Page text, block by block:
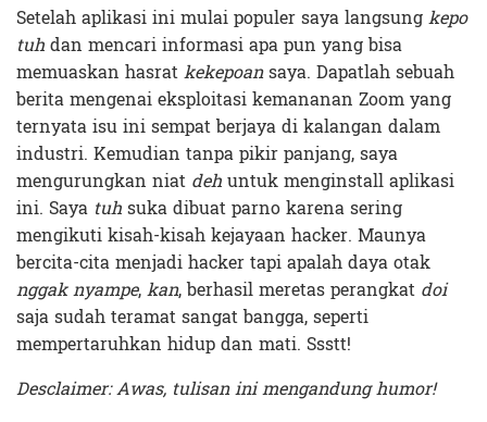
Setelah aplikasi ini mulai populer saya langsungkepo
tuhdan mencari informasi apa pun yang bisa
memuaskan hasratkekepoansaya. Dapatlah sebuah
berita mengenai eksploitasi kemananan Zoom yang
ternyata isu ini sempat berjaya di kalangan dalam
industri. Kemudian tanpa pikir panjang, saya
mengurungkan niat dehuntuk menginstall aplikasi
ini. Saya tuhsuka dibuat parno karena sering
mengikuti kisah-kisah kejayaan hacker. Maunya
bercita-cita menjadi hacker tapi apalah daya otak
nggak nyampe,kan, berhasil meretas perangkat doi
saja sudah teramat sangat bangga, seperti
mempertaruhkan hidup dan mati. Ssstt!
Desclaimer: Awas, tulisan ini mengandung humor!